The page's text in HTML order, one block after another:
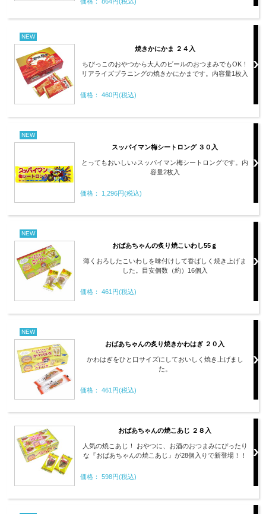
NEW
焼きかにかま ２４入
ちびっこのおやつから大人のビールのおつまみでもOK！
リアライズプラニングの焼きかにかまです。内容量1枚入
価格： 460円(税込)
NEW
スッパイマン梅シートロング ３０入
とってもおいしい♪スッパイマン梅シートロングです。内
容量2枚入
価格： 1,296円(税込)
NEW
おばあちゃんの炙り焼こいわし55ｇ
薄くおろしたこいわしを味付けして香ばしく焼き上げま
した。目安個数（約）16個入
価格： 461円(税込)
NEW
おばあちゃんの炙り焼きかわはぎ ２０入
かわはぎをひと口サイズにしておいしく焼き上げまし
た。
価格： 461円(税込)
おばあちゃんの焼こあじ ２８入
人気の焼こあじ！ おやつに、お酒のおつまみにぴったり
な『おばあちゃんの焼こあじ』が28個入りで新登場！！
価格： 598円(税込)